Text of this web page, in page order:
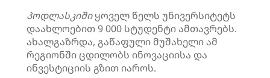
პოდლასკიშიყოველ წელს უნივერსიტეტს
დაახლოებით 9 000 სტუდენტი ამთავრებს.
ახალგაზრდა, გაწაფული მუშახელი ამ
რეგიონში ცდილობს ინოვაციისა და
ინვესტიციის გზით იაროს.